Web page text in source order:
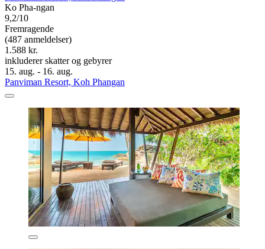
Ko Pha-ngan
9,2/10
Fremragende
(487 anmeldelser)
1.588 kr.
inkluderer skatter og gebyrer
15. aug. - 16. aug.
Panviman Resort, Koh Phangan